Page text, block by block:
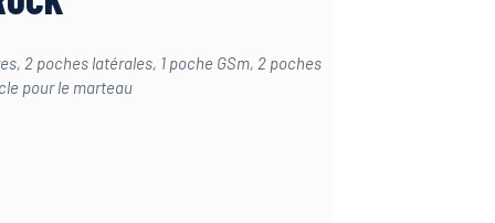
2 poches latérales, 1 poche GSm, 2 poches
pour le marteau